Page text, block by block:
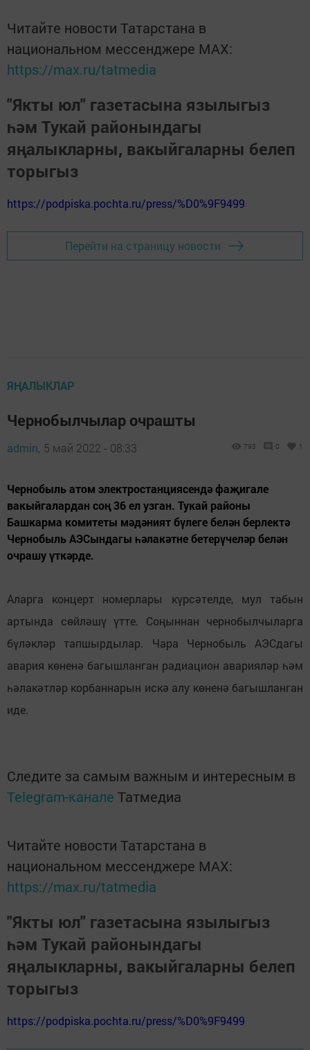
Читайте новости Татарстана в
национальном мессенджере MАХ:
https://max.ru/tatmedia
"Якты юл" газетасына язылыгыз
һәм Тукай районындагы
яңалыкларны, вакыйгаларны белеп
торыгыз
https://podpiska.pochta.ru/press/%D0%9F9499
Перейти на страницу новости
ЯҢАЛЫКЛАР
Чернобылчылар очрашты
admin, 5 май 2022 - 08:33 793 0 1
Чернобыль атом электростанциясендә фаҗигале
вакыйгалардан соң 36 ел узган. Тукай районы
Башкарма комитеты мәдәният бүлеге белән берлектә
Чернобыль АЭСындагы һәлакәтне бетерүчеләр белән
очрашу үткәрде.
Аларга концерт номерлары күрсәтелде, мул табын
артында сөйләшү үтте. Соңыннан чернобылчыларга
бүләкләр тапшырдылар. Чара Чернобыль АЭСдагы
авария көненә багышланган радиацион аварияләр һәм
һәлакәтләр корбаннарын искә алу көненә багышланган
иде.
Следите за самым важным и интересным в
Telegram-канале Татмедиа
Читайте новости Татарстана в
национальном мессенджере MАХ:
https://max.ru/tatmedia
"Якты юл" газетасына язылыгыз
һәм Тукай районындагы
яңалыкларны, вакыйгаларны белеп
торыгыз
https://podpiska.pochta.ru/press/%D0%9F9499